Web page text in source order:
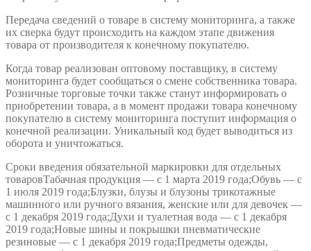
Передача сведений о товаре в систему мониторинга, а также
их сверка будут происходить на каждом этапе движения
товара от производителя к конечному покупателю.
Когда товар реализован оптовому поставщику, в систему
мониторинга будет сообщаться о смене собственника товара.
Розничные торговые точки также станут информировать о
приобретении товара, а в момент продажи товара конечному
покупателю в систему мониторинга поступит информация о
конечной реализации. Уникальный код будет выводиться из
оборота и уничтожаться.
Сроки введения обязательной маркировки для отдельных
товаровТабачная продукция — с 1 марта 2019 года;Обувь — с
1 июля 2019 года;Блузки, блузы и блузоны трикотажные
машинного или ручного вязания, женские или для девочек —
с 1 декабря 2019 года;Духи и туалетная вода — с 1 декабря
2019 года;Новые шины и покрышки пневматические
резиновые — с 1 декабря 2019 года;Предметы одежды,